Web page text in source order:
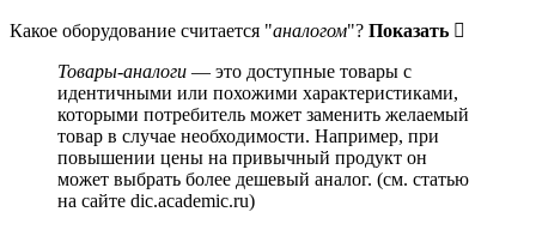
Какое оборудование считается "аналогом"? Показать
Товары-аналоги — это доступные товары с
идентичными или похожими характеристиками,
которыми потребитель может заменить желаемый
товар в случае необходимости. Например, при
повышении цены на привычный продукт он
может выбрать более дешевый аналог. (см. статью
на сайте dic.academic.ru)